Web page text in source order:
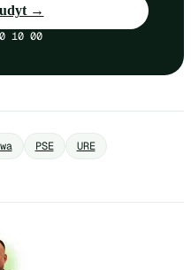
→
10 00
PSE URE